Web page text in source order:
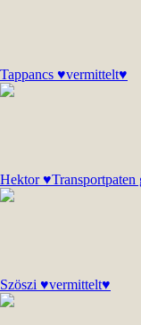
Tappancs ♥vermittelt♥
Hektor
Szöszi ♥vermittelt♥